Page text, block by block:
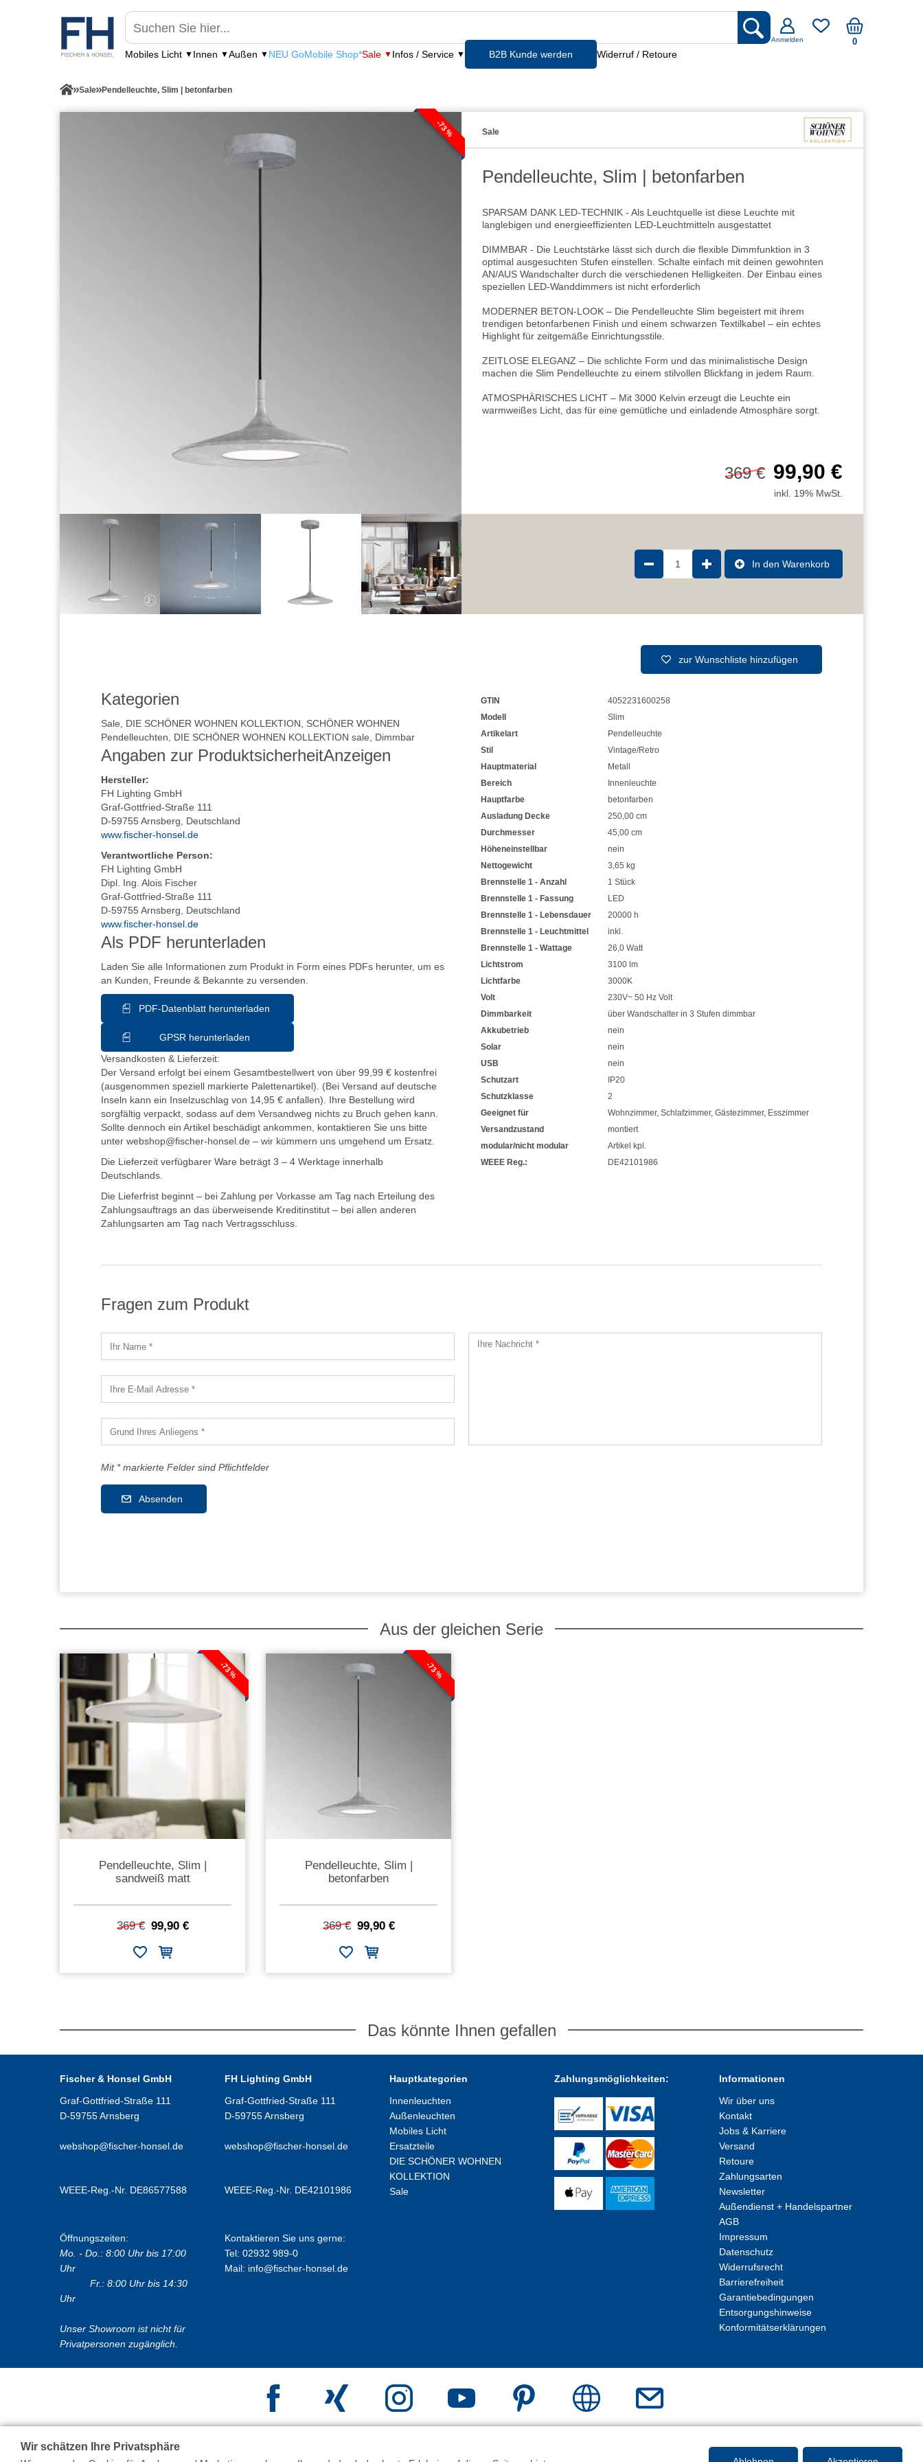
Anmelden 0
Mobiles Licht Innen Außen NEU GoMobile Shop*Sale Infos / Service B2B Kunde werden Widerruf / Retoure
Sale Pendelleuchte, Slim | betonfarben
-73 % Sale
Pendelleuchte, Slim | betonfarben
SPARSAM DANK LED-TECHNIK - Als Leuchtquelle ist diese Leuchte mit
langlebigen und energieeffizienten LED-Leuchtmitteln ausgestattet
DIMMBAR - Die Leuchtstärke lässt sich durch die flexible Dimmfunktion in 3
optimal ausgesuchten Stufen einstellen. Schalte einfach mit deinen gewohnten
AN/AUS Wandschalter durch die verschiedenen Helligkeiten. Der Einbau eines
speziellen LED-Wanddimmers ist nicht erforderlich
MODERNER BETON-LOOK – Die Pendelleuchte Slim begeistert mit ihrem
trendigen betonfarbenen Finish und einem schwarzen Textilkabel – ein echtes
Highlight für zeitgemäße Einrichtungsstile.
ZEITLOSE ELEGANZ – Die schlichte Form und das minimalistische Design
machen die Slim Pendelleuchte zu einem stilvollen Blickfang in jedem Raum.
ATMOSPHÄRISCHES LICHT – Mit 3000 Kelvin erzeugt die Leuchte ein
warmweißes Licht, das für eine gemütliche und einladende Atmosphäre sorgt.
369 € 99,90 €
inkl. 19% MwSt.
1 In den Warenkorb
zur Wunschliste hinzufügen
Kategorien
Sale, DIE SCHÖNER WOHNEN KOLLEKTION, SCHÖNER WOHNEN
Pendelleuchten, DIE SCHÖNER WOHNEN KOLLEKTION sale, Dimmbar
Angaben zur ProduktsicherheitAnzeigen
Hersteller:
FH Lighting GmbH
Graf-Gottfried-Straße 111
D-59755 Arnsberg, Deutschland
www.fischer-honsel.de
Verantwortliche Person:
FH Lighting GmbH
Dipl. Ing. Alois Fischer
Graf-Gottfried-Straße 111
D-59755 Arnsberg, Deutschland
www.fischer-honsel.de
Als PDF herunterladen
Laden Sie alle Informationen zum Produkt in Form eines PDFs herunter, um es
an Kunden, Freunde & Bekannte zu versenden.
PDF-Datenblatt herunterladen
GPSR herunterladen
Versandkosten & Lieferzeit:
Der Versand erfolgt bei einem Gesamtbestellwert von über 99,99 € kostenfrei
(ausgenommen speziell markierte Palettenartikel). (Bei Versand auf deutsche
Inseln kann ein Inselzuschlag von 14,95 € anfallen). Ihre Bestellung wird
sorgfältig verpackt, sodass auf dem Versandweg nichts zu Bruch gehen kann.
Sollte dennoch ein Artikel beschädigt ankommen, kontaktieren Sie uns bitte
unter webshop@fischer-honsel.de – wir kümmern uns umgehend um Ersatz.
Die Lieferzeit verfügbarer Ware beträgt 3 – 4 Werktage innerhalb
Deutschlands.
Die Lieferfrist beginnt – bei Zahlung per Vorkasse am Tag nach Erteilung des
Zahlungsauftrags an das überweisende Kreditinstitut – bei allen anderen
Zahlungsarten am Tag nach Vertragsschluss.
GTIN
4052231600258
Modell
Slim
Artikelart
Pendelleuchte
Stil
Vintage/Retro
Hauptmaterial
Metall
Bereich
Innenleuchte
Hauptfarbe
betonfarben
Ausladung Decke
250,00 cm
Durchmesser
45,00 cm
Höheneinstellbar
nein
Nettogewicht
3,65 kg
Brennstelle 1 - Anzahl
1 Stück
Brennstelle 1 - Fassung
LED
Brennstelle 1 - Lebensdauer
20000 h
Brennstelle 1 - Leuchtmittel
inkl.
Brennstelle 1 - Wattage
26,0 Watt
Lichtstrom
3100 lm
Lichtfarbe
3000K
Volt
230V~ 50 Hz Volt
Dimmbarkeit
über Wandschalter in 3 Stufen dimmbar
Akkubetrieb
nein
Solar
nein
USB
nein
Schutzart
IP20
Schutzklasse
2
Geeignet für
Wohnzimmer, Schlafzimmer, Gästezimmer, Esszimmer
Versandzustand
montiert
modular/nicht modular
Artikel kpl.
WEEE Reg.:
DE42101986
Fragen zum Produkt
Mit * markierte Felder sind Pflichtfelder
Absenden
Aus der gleichen Serie
-73 %
Pendelleuchte, Slim |
sandweiß matt
369 € 99,90 €
-73 %
Pendelleuchte, Slim |
betonfarben
369 € 99,90 €
Das könnte Ihnen gefallen
Fischer & Honsel GmbH
Graf-Gottfried-Straße 111
D-59755 Arnsberg
webshop@fischer-honsel.de
WEEE-Reg.-Nr. DE86577588
Öffnungszeiten:
Mo. - Do.: 8:00 Uhr bis 17:00
Uhr
Fr.: 8:00 Uhr bis 14:30
Uhr
Unser Showroom ist nicht für
Privatpersonen zugänglich.
FH Lighting GmbH
Graf-Gottfried-Straße 111
D-59755 Arnsberg
webshop@fischer-honsel.de
WEEE-Reg.-Nr. DE42101986
Kontaktieren Sie uns gerne:
Tel: 02932 989-0
Mail: info@fischer-honsel.de
Hauptkategorien
Innenleuchten
Außenleuchten
Mobiles Licht
Ersatzteile
DIE SCHÖNER WOHNEN
KOLLEKTION
Sale
Zahlungsmöglichkeiten:
Informationen
Wir über uns
Kontakt
Jobs & Karriere
Versand
Retoure
Zahlungsarten
Newsletter
Außendienst + Handelspartner
AGB
Impressum
Datenschutz
Widerrufsrecht
Barrierefreiheit
Garantiebedingungen
Entsorgungshinweise
Konformitätserklärungen
Wir schätzen Ihre Privatsphäre